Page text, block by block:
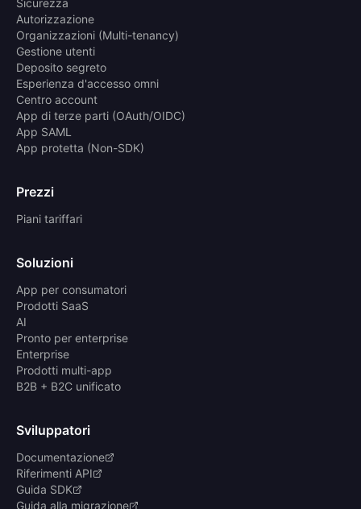
Autorizzazione
Organizzazioni (Multi-tenancy)
Gestione utenti
Deposito segreto
Esperienza d'accesso omni
Centro account
App di terze parti (OAuth/OIDC)
App SAML
App protetta (Non-SDK)
Prezzi
Piani tariffari
Soluzioni
App per consumatori
Prodotti SaaS
AI
Pronto per enterprise
Enterprise
Prodotti multi-app
B2B + B2C unificato
Sviluppatori
Documentazione
Riferimenti API
Guida SDK
Guida alla migrazione